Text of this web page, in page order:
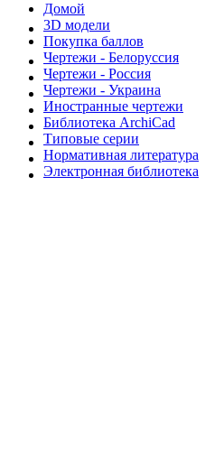
Домой
3D модели
Покупка баллов
Чертежи - Белоруссия
Чертежи - Россия
Чертежи - Украина
Иностранные чертежи
Библиотека ArchiCad
Типовые серии
Нормативная литература
Электронная библиотека